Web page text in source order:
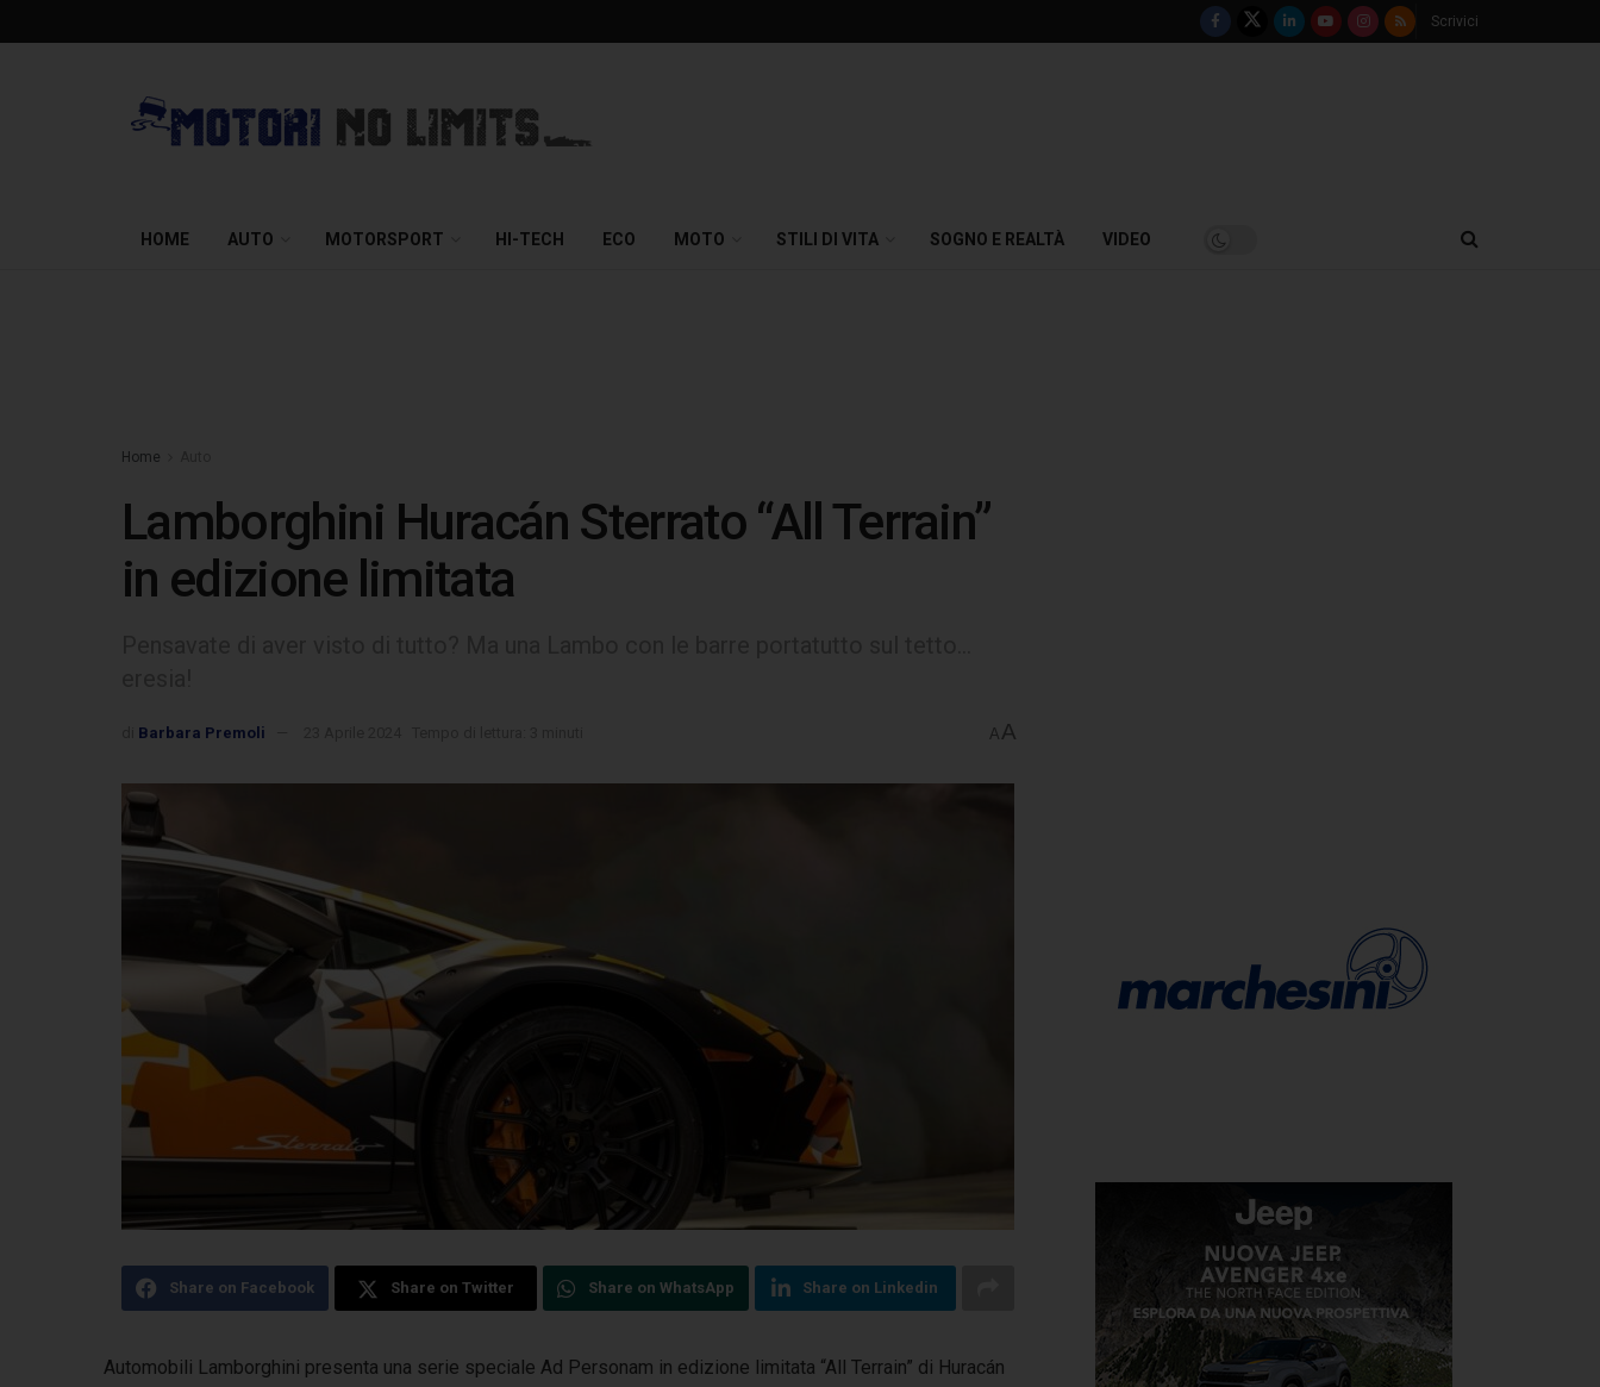
Scrivici
HOME AUTO MOTORSPORT HI-TECH ECO MOTO STILI DI VITA SOGNO E REALTÀ VIDEO
Home
Lamborghini Huracán Sterrato “All Terrain”
in edizione limitata
Barbara Premoli A A
Share on Facebook Share on Twitter Share on WhatsApp Share on Linkedin
Automobili Lamborghini presenta una serie speciale Ad Personam in edizione limitata “All Terrain” di Huracán